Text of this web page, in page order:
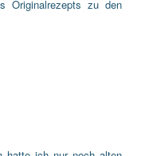
Originalrezepts zu den